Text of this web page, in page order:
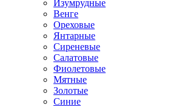
Изумрудные
Венге
Ореховые
Янтарные
Сиреневые
Салатовые
Фиолетовые
Мятные
Золотые
Синие